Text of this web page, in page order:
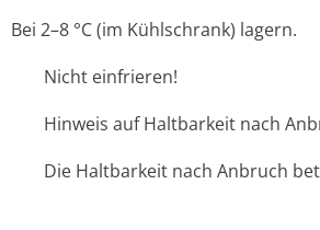
Bei 2–8 °C (im Kühlschrank) lagern.
Nicht einfrieren!
Hinweis auf Haltbarkeit nach
Die Haltbarkeit nach Anbruch